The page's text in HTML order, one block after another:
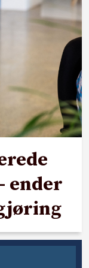
ender